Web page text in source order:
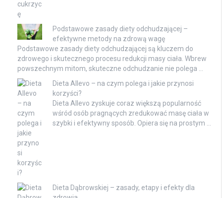
Podstawowe zasady diety odchudzającej –
efektywne metody na zdrową wagę
Podstawowe zasady diety odchudzającej są kluczem do
zdrowego i skutecznego procesu redukcji masy ciała. Wbrew
powszechnym mitom, skuteczne odchudzanie nie polega …
Dieta Allevo – na czym polega i jakie przynosi
korzyści?
Dieta Allevo zyskuje coraz większą popularność
wśród osób pragnących zredukować masę ciała w
szybki i efektywny sposób. Opiera się na prostym …
Dieta Dąbrowskiej – zasady, etapy i efekty dla